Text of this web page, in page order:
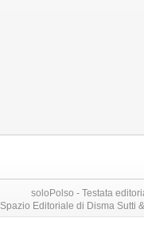
soloPolso - Testata
Spazio Editoriale di Disma Sutti